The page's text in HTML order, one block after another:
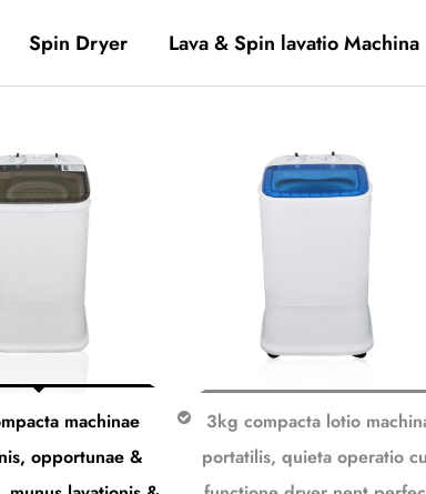
Spin Dryer Lava & Spin lavatio Machina
machinae
opportunae &
3kg compacta lotio
portatilis, quieta operatio